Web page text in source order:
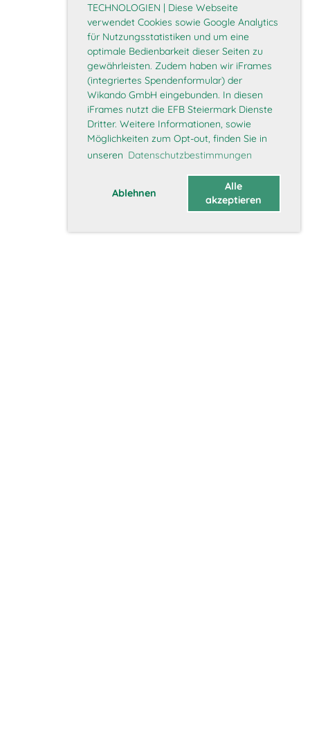
TECHNOLOGIEN | Diese Webseite
verwendet Cookies sowie Google Analytics
für Nutzungsstatistiken und um eine
optimale Bedienbarkeit dieser Seiten zu
gewährleisten. Zudem haben wir iFrames
(integriertes Spendenformular) der
Wikando GmbH eingebunden. In diesen
iFrames nutzt die EFB Steiermark Dienste
Dritter. Weitere Informationen, sowie
Möglichkeiten zum Opt-out, finden Sie in
unseren Datenschutzbestimmungen
Ablehnen
Alle
akzeptieren